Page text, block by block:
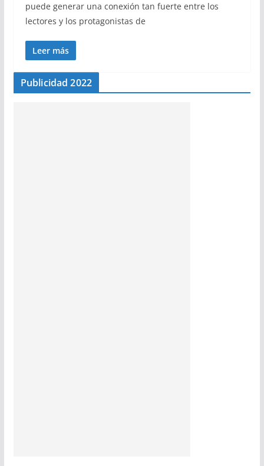
puede generar una conexión tan fuerte entre los
lectores y los protagonistas de
Leer más
Publicidad 2022